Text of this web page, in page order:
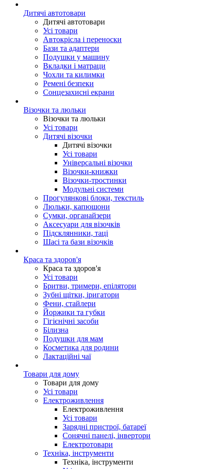
Дитячі автотовари
Дитячі автотовари
Усі товари
Автокрісла і переноски
Бази та адаптери
Подушки у машину
Вкладки і матраци
Чохли та килимки
Ремені безпеки
Сонцезахисні екрани
Візочки та люльки
Візочки та люльки
Усі товари
Дитячі візочки
Дитячі візочки
Усі товари
Універсальні візочки
Візочки-книжки
Візочки-тростинки
Модульні системи
Прогулянкові блоки, текстиль
Люльки, капюшони
Сумки, органайзери
Аксесуари для візочків
Підсклянники, таці
Шасі та бази візочків
Краса та здоров'я
Краса та здоров'я
Усі товари
Бритви, тримери, епілятори
Зубні щітки, іригатори
Фени, стайлери
Йоржики та губки
Гігієнічні засоби
Білизна
Подушки для мам
Косметика для родини
Лактаційні чаї
Товари для дому
Товари для дому
Усі товари
Електроживлення
Електроживлення
Усі товари
Зарядні пристрої, батареї
Сонячні панелі, інвертори
Електротовари
Техніка, інструменти
Техніка, інструменти